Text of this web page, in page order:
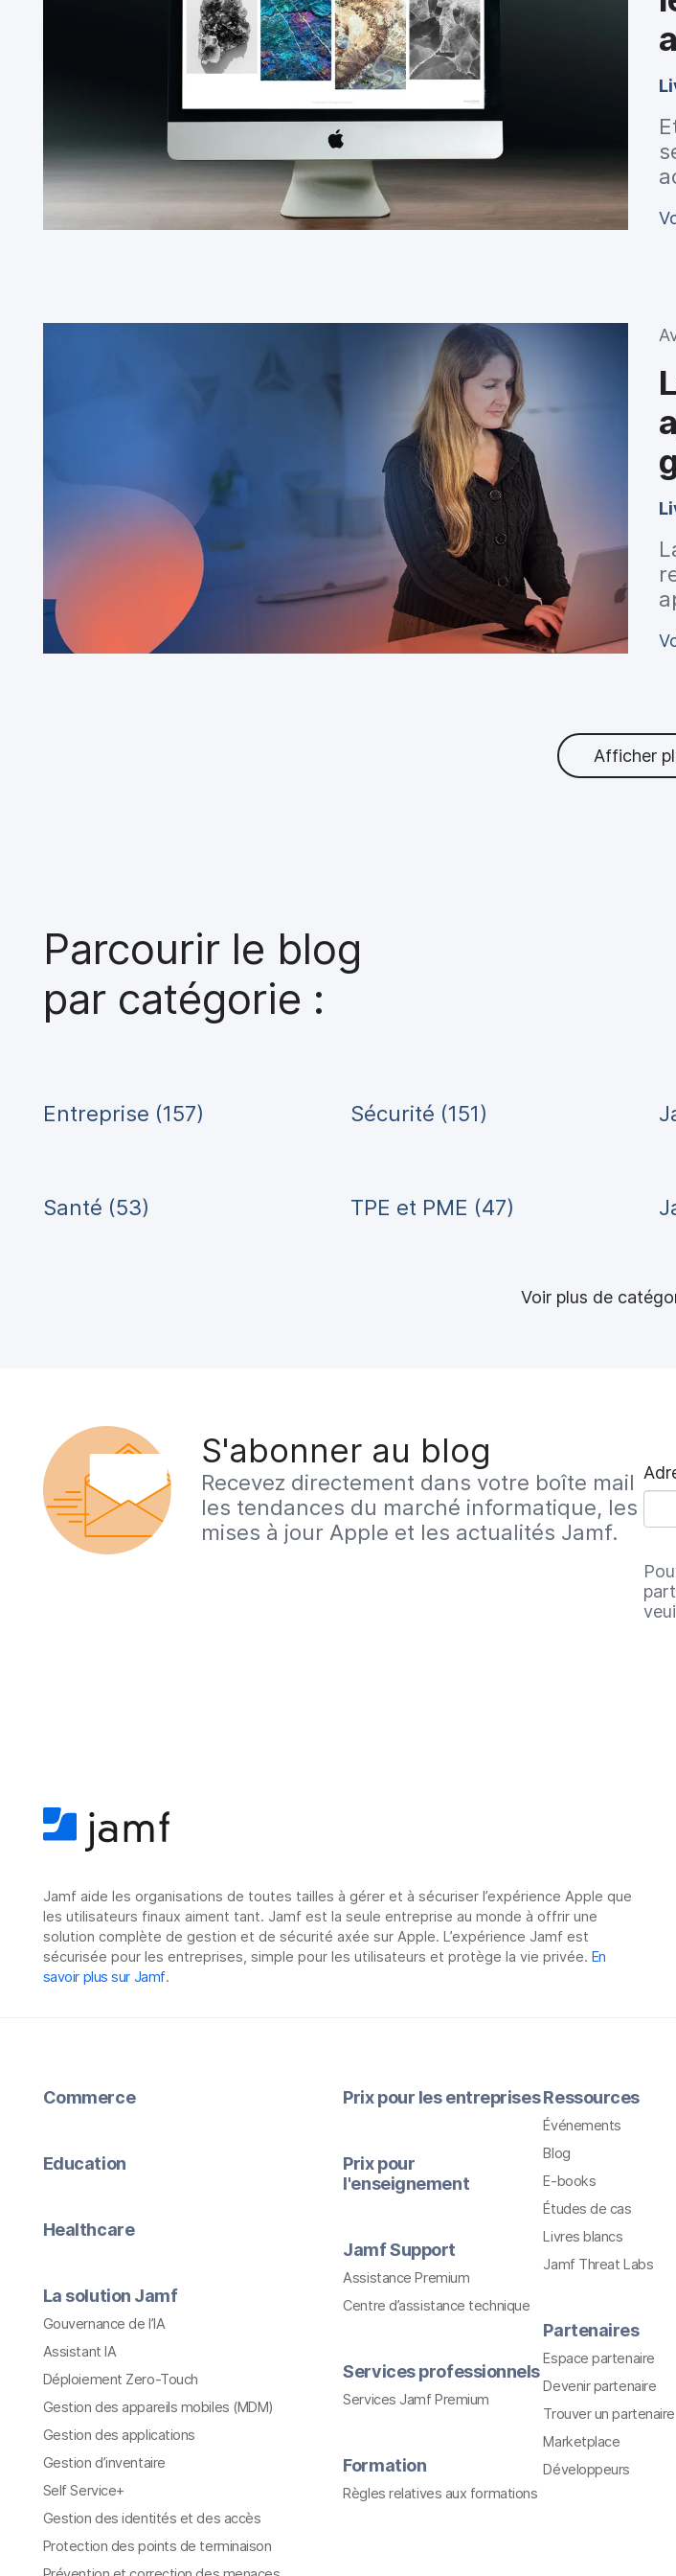
Afficher
Parcourir le blog
par catégorie :
Entreprise (157) Sécurité (151)
Santé (53) TPE et PME (47)
Voir plus de
S'abonner au blog
Recevez directement dans votre boîte mail
les tendances du marché informatique, les
mises à jour Apple et les actualités Jamf.
Jamf aide les organisations de toutes tailles à gérer et à sécuriser l’expérience Apple que
les utilisateurs finaux aiment tant. Jamf est la seule entreprise au monde à offrir une
solution complète de gestion et de sécurité axée sur Apple. L’expérience Jamf est
sécurisée pour les entreprises, simple pour les utilisateurs et protège la vie privée. En
savoir plus sur Jamf.
Commerce
Education
Healthcare
La solution Jamf
Gouvernance de l’IA
Assistant IA
Déploiement Zero-Touch
Gestion des appareils mobiles (MDM)
Gestion des applications
Gestion d’inventaire
Self Service+
Gestion des identités et des accès
Protection des points de terminaison
Prix pour les entreprises
Prix pour
l'enseignement
Jamf Support
Assistance Premium
Centre d’assistance technique
Services professionnels
Services Jamf Premium
Formation
Règles relatives aux formations
Ressources
Événements
Blog
E-books
Études de cas
Livres blancs
Jamf Threat Labs
Partenaires
Espace partenaire
Devenir partenaire
Trouver un partenaire
Marketplace
Développeurs